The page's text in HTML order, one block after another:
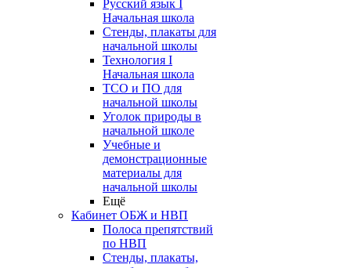
Русский язык I
Начальная школа
Стенды, плакаты для
начальной школы
Технология I
Начальная школа
ТСО и ПО для
начальной школы
Уголок природы в
начальной школе
Учебные и
демонстрационные
материалы для
начальной школы
Ещё
Кабинет ОБЖ и НВП
Полоса препятствий
по НВП
Стенды, плакаты,